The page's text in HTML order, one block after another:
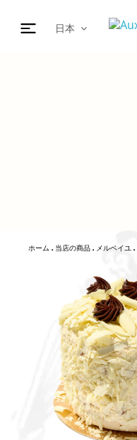
日本
ホーム 当店の商品 メルベイユ